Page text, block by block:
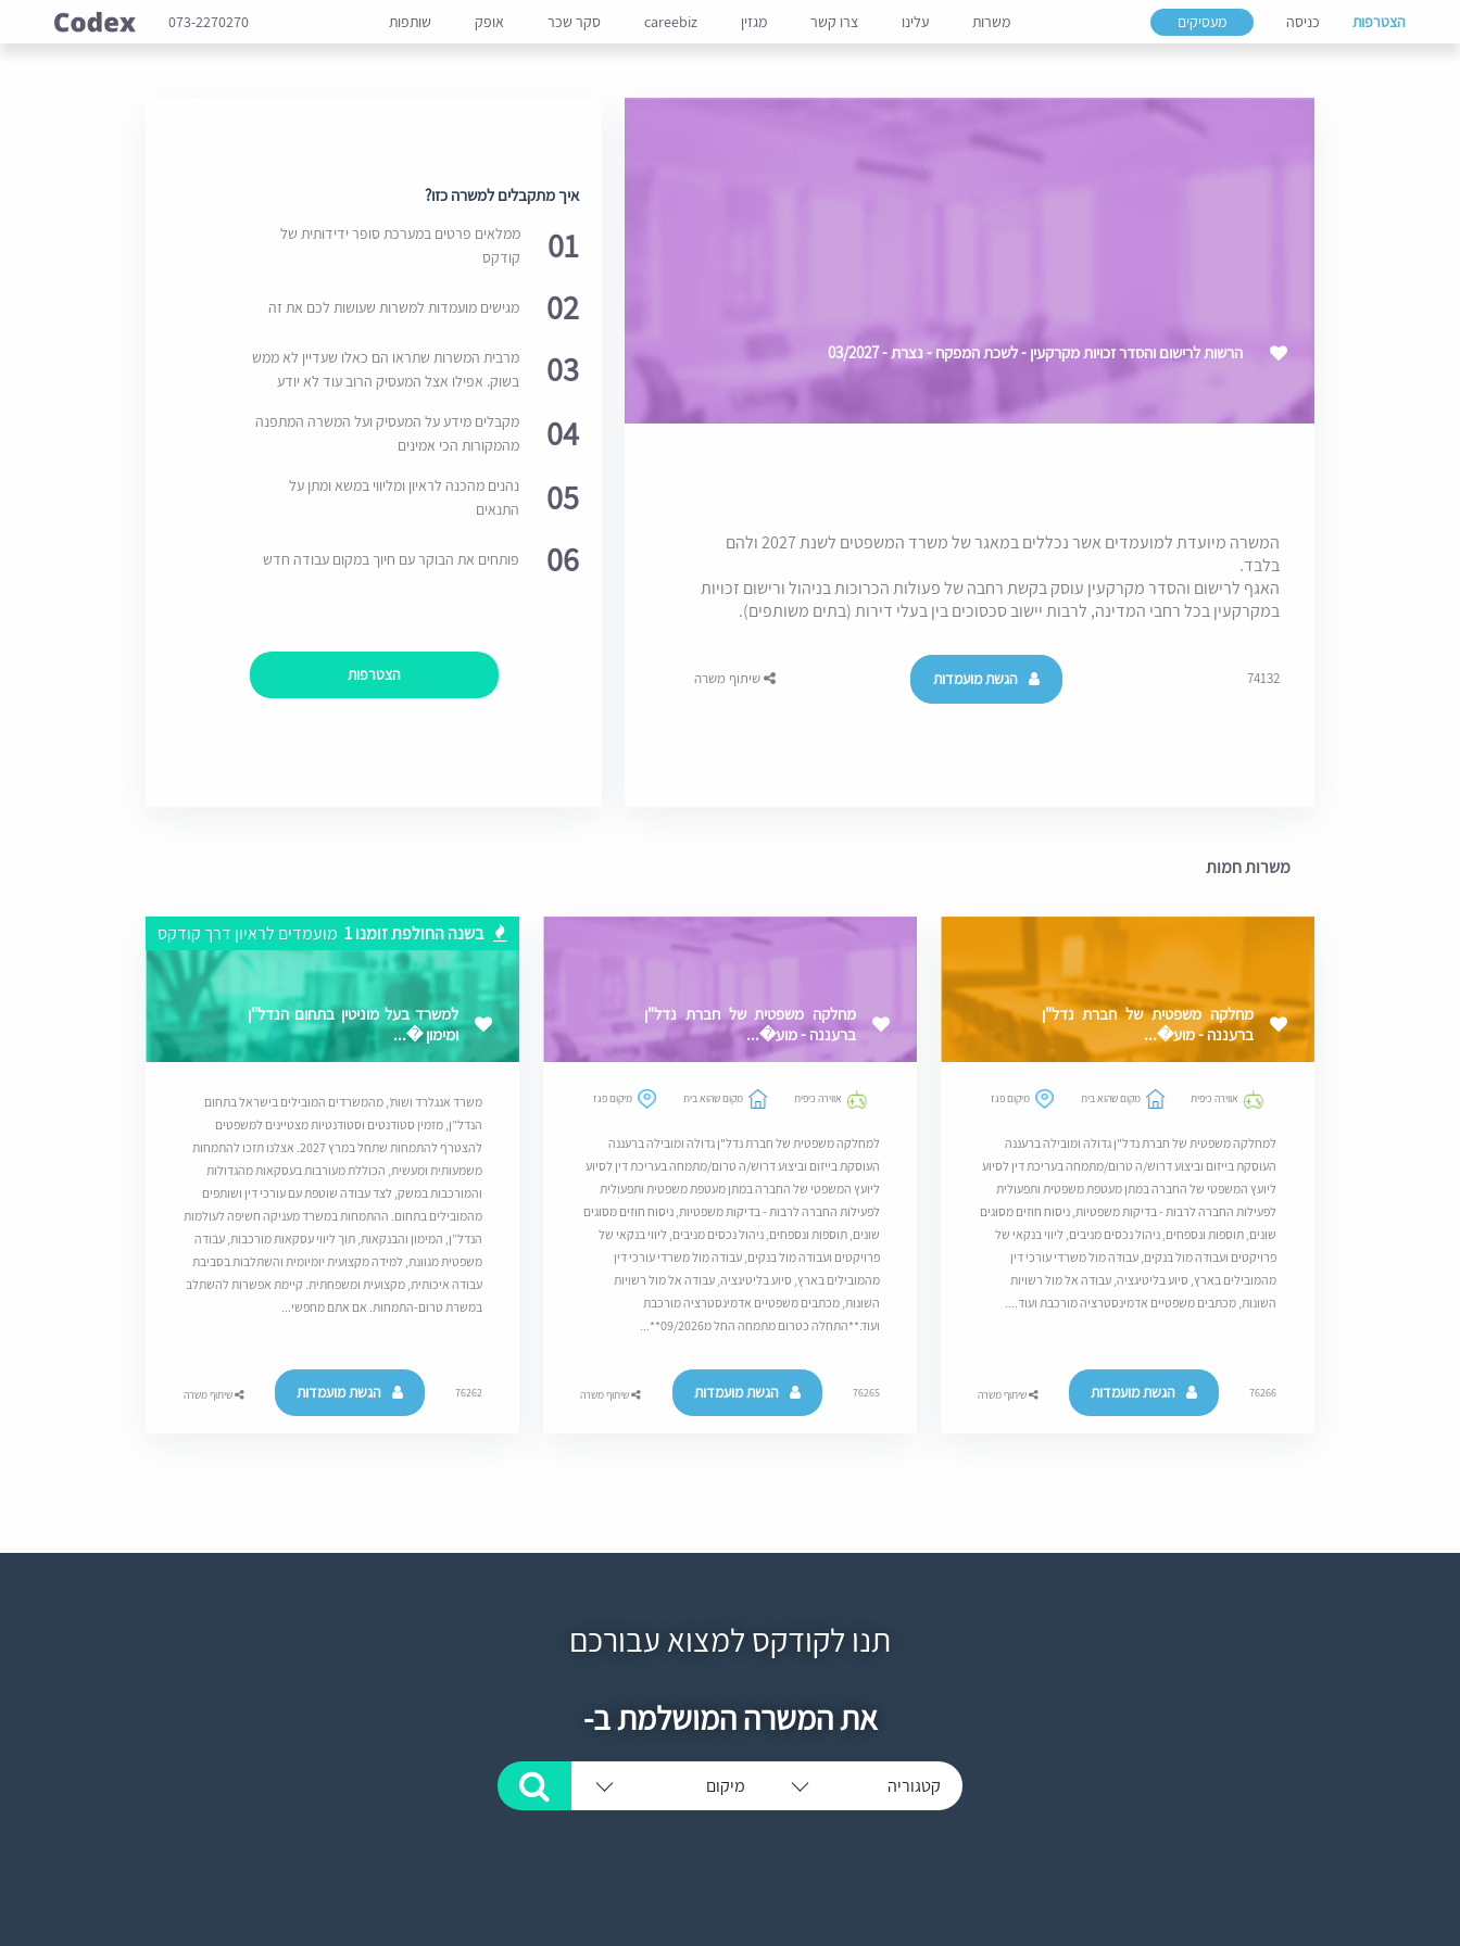
הצטרפות כניסה מעסיקים משרות עלינו צרו קשר מגזין careebiz סקר שכר אופק שותפות 073-2270270
הרשות לרישום והסדר זכויות מקרקעין - לשכת המפקח - נצרת - 03/2027
המשרה מיועדת למועמדים אשר נכללים במאגר של משרד המשפטים לשנת 2027 ולהם
בלבד.
האגף לרישום והסדר מקרקעין עוסק בקשת רחבה של פעולות הכרוכות בניהול ורישום זכויות
במקרקעין בכל רחבי המדינה, לרבות יישוב סכסוכים בין בעלי דירות (בתים משותפים).
74132 הגשת מועמדות שיתוף משרה
איך מתקבלים למשרה כזו?
01
ממלאים פרטים במערכת סופר ידידותית של
קודקס
02 מגישים מועמדות למשרות שעושות לכם את זה
03
מרבית המשרות שתראו הם כאלו שעדיין לא ממש
בשוק. אפילו אצל המעסיק הרוב עוד לא יודע
04
מקבלים מידע על המעסיק ועל המשרה המתפנה
מהמקורות הכי אמינים
05
נהנים מהכנה לראיון ומליווי במשא ומתן על
התנאים
06 פותחים את הבוקר עם חיוך במקום עבודה חדש
הצטרפות
משרות חמות
מחלקה משפטית של חברת נדל"ן
ברעננה - מוע�...
אווירה כיפית מקום שהוא בית מיקום פגז
למחלקה משפטית של חברת נדל"ן גדולה ומובילה ברעננה
העוסקת בייזום וביצוע דרוש/ה טרום/מתמחה בעריכת דין לסיוע
ליועץ המשפטי של החברה במתן מעטפת משפטית ותפעולית
לפעילות החברה לרבות - בדיקות משפטיות, ניסוח חוזים מסוגים
שונים, תוספות ונספחים, ניהול נכסים מניבים, ליווי בנקאי של
פרויקטים ועבודה מול בנקים, עבודה מול משרדי עורכי דין
מהמובילים בארץ, סיוע בליטיגציה, עבודה אל מול רשויות
השונות, מכתבים משפטיים אדמינסטרציה מורכבת ועוד....
76266 הגשת מועמדות שיתוף משרה
מחלקה משפטית של חברת נדל"ן
ברעננה - מוע�...
אווירה כיפית מקום שהוא בית מיקום פגז
למחלקה משפטית של חברת נדל"ן גדולה ומובילה ברעננה
העוסקת בייזום וביצוע דרוש/ה טרום/מתמחה בעריכת דין לסיוע
ליועץ המשפטי של החברה במתן מעטפת משפטית ותפעולית
לפעילות החברה לרבות - בדיקות משפטיות, ניסוח חוזים מסוגים
שונים, תוספות ונספחים, ניהול נכסים מניבים, ליווי בנקאי של
פרויקטים ועבודה מול בנקים, עבודה מול משרדי עורכי דין
מהמובילים בארץ, סיוע בליטיגציה, עבודה אל מול רשויות
השונות, מכתבים משפטיים אדמינסטרציה מורכבת
ועוד.**התחלה כטרום מתמחה החל מ09/2026**...
76265 הגשת מועמדות שיתוף משרה
בשנה החולפת זומנו 1 מועמדים לראיון דרך קודקס
למשרד בעל מוניטין בתחום הנדל"ן
ומימון �...
משרד אנגלרד ושות’, מהמשרדים המובילים בישראל בתחום
הנדל”ן, מזמין סטודנטים וסטודנטיות מצטיינים למשפטים
להצטרף להתמחות שתחל במרץ 2027. אצלנו תזכו להתמחות
משמעותית ומעשית, הכוללת מעורבות בעסקאות מהגדולות
והמורכבות במשק, לצד עבודה שוטפת עם עורכי דין ושותפים
מהמובילים בתחום. ההתמחות במשרד מעניקה חשיפה לעולמות
הנדל”ן, המימון והבנקאות, תוך ליווי עסקאות מורכבות, עבודה
משפטית מגוונת, למידה מקצועית יומיומית והשתלבות בסביבת
עבודה איכותית, מקצועית ומשפחתית. קיימת אפשרות להשתלב
במשרת טרום-התמחות. אם אתם מחפשי...
76262 הגשת מועמדות שיתוף משרה
תנו לקודקס למצוא עבורכם
את המשרה המושלמת ב-
קטגוריה מיקום